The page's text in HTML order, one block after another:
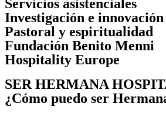
Servicios asistenciales
Investigación e innovación
Pastoral y espiritualidad
Fundación Benito Menni
Hospitality Europe
SER HERMANA
¿Cómo puedo ser